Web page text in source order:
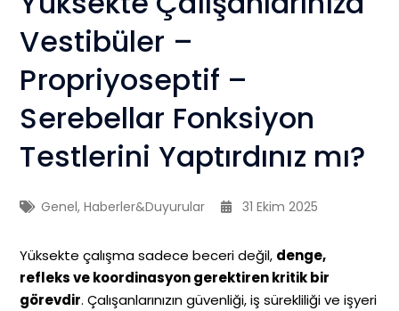
Vestibüler –
Propriyoseptif –
Serebellar Fonksiyon
Testlerini Yaptırdınız mı?
Genel,Haberler&Duyurular 31 Ekim 2025
Yüksekte çalışma sadece beceri değil, denge,
refleks ve koordinasyon gerektiren kritik bir
görevdir. Çalışanlarınızın güvenliği, iş sürekliliği ve işyeri